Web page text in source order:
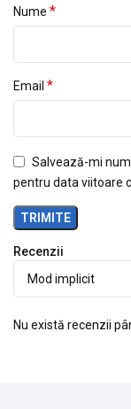
Recenzii
Nu există recenzii
Nume *
Email *
Salvează-mi
pentru data viitoare